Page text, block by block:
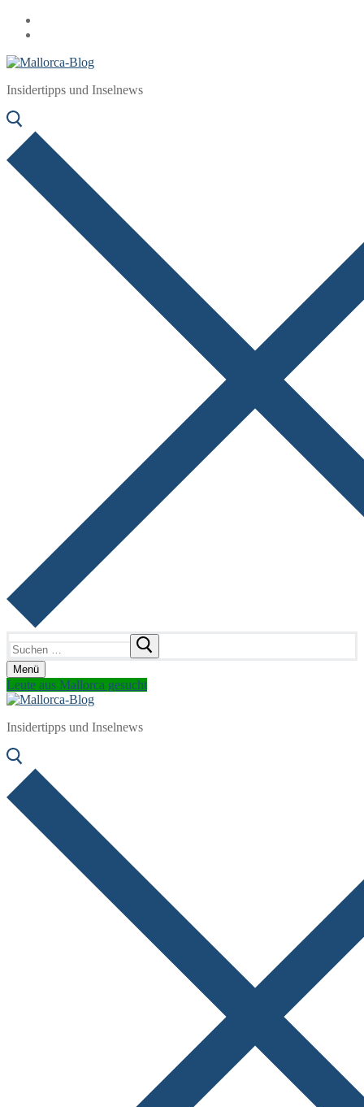
Zum
Inhalt
Menü
Schließen
Insidertipps und Inselnews
nach:
Menü
Leute aus Mallorca gesucht
Insidertipps und Inselnews